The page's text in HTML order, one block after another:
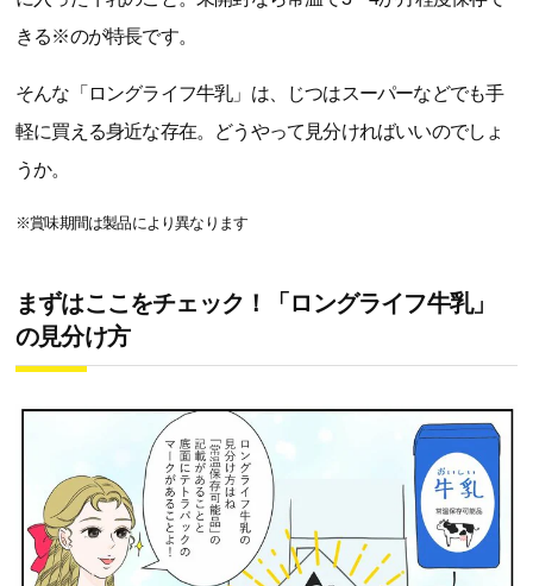
きる※のが特長です。
そんな「ロングライフ牛乳」は、じつはスーパーなどでも手
軽に買える身近な存在。どうやって見分ければいいのでしょ
うか。
※賞味期間は製品により異なります
まずはここをチェック！「ロングライフ牛乳」
の見分け方